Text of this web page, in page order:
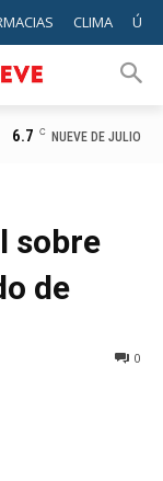
CLIMA
6.7 C NUEVE DE JULIO
sobre
de
0